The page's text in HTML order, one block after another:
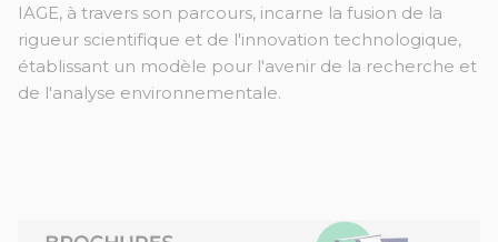
IAGE, à travers son parcours, incarne la fusion de la
rigueur scientifique et de l'innovation technologique,
établissant un modèle pour l'avenir de la recherche et
de l'analyse environnementale.